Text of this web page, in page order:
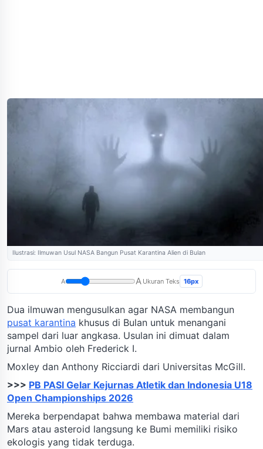
Ilustrasi: Ilmuwan Usul NASA Bangun Pusat Karantina Alien di Bulan
A A Ukuran Teks 16px
Dua ilmuwan mengusulkan agar NASA membangun
pusat karantina khusus di Bulan untuk menangani
sampel dari luar angkasa. Usulan ini dimuat dalam
jurnal Ambio oleh Frederick I.
Moxley dan Anthony Ricciardi dari Universitas McGill.
>>> PB PASI Gelar Kejurnas Atletik dan Indonesia U18
Open Championships 2026
Mereka berpendapat bahwa membawa material dari
Mars atau asteroid langsung ke Bumi memiliki risiko
ekologis yang tidak terduga.